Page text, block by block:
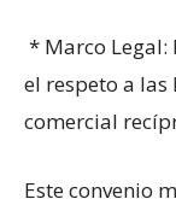
* Marco
el respeto a las
comercial
Este convenio